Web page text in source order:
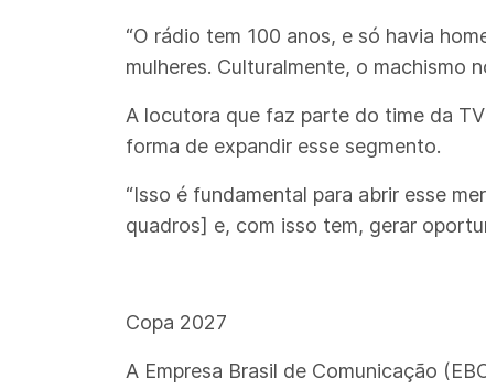
“O rádio tem 100 anos, e só havia
mulheres. Culturalmente, o machismo
A locutora que faz parte do time da
forma de expandir esse segmento.
“Isso é fundamental para abrir esse
quadros] e, com isso tem, gerar
Copa 2027
A Empresa Brasil de Comunicação